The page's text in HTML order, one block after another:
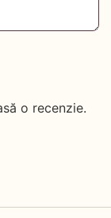
o recenzie.